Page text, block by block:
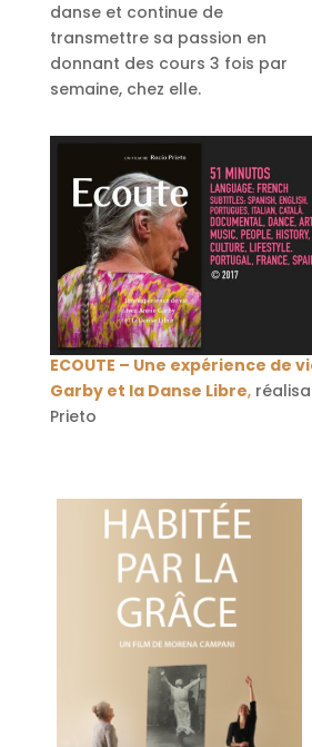
danse et continue de
transmettre sa passion en
donnant des cours 3 fois par
semaine, chez elle.
ECOUTE – Une expérience de
Garby et la Danse Libre,
Prieto